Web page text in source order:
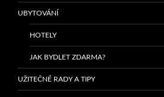
UBYTOVÁNÍ
HOTELY
JAK BYDLET ZDARMA?
UŽITEČNÉ RADY A TIPY